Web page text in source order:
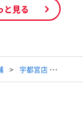
と見る
宇都宮店